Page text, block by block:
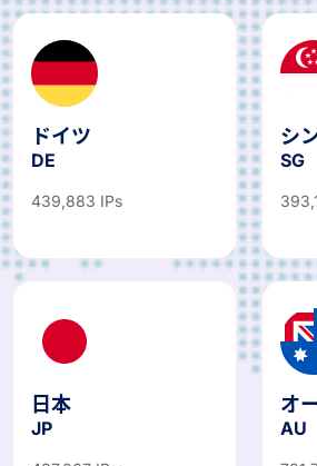
ドイツ
DE
439,883 IPs
シ
SG
日本
JP
オ
AU